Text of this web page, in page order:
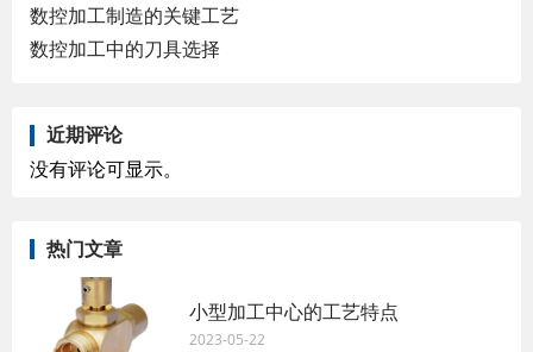
数控加工制造的关键工艺
数控加工中的刀具选择
近期评论
没有评论可显示。
热门文章
小型加工中心的工艺特点
2023-05-22